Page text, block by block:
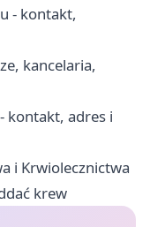
- kontakt,
kancelaria,
kontakt, adres i
i Krwiolecznictwa
krew